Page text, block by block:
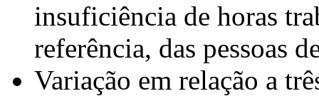
insuficiência de horas
referência, das pessoas
Variação em relação a